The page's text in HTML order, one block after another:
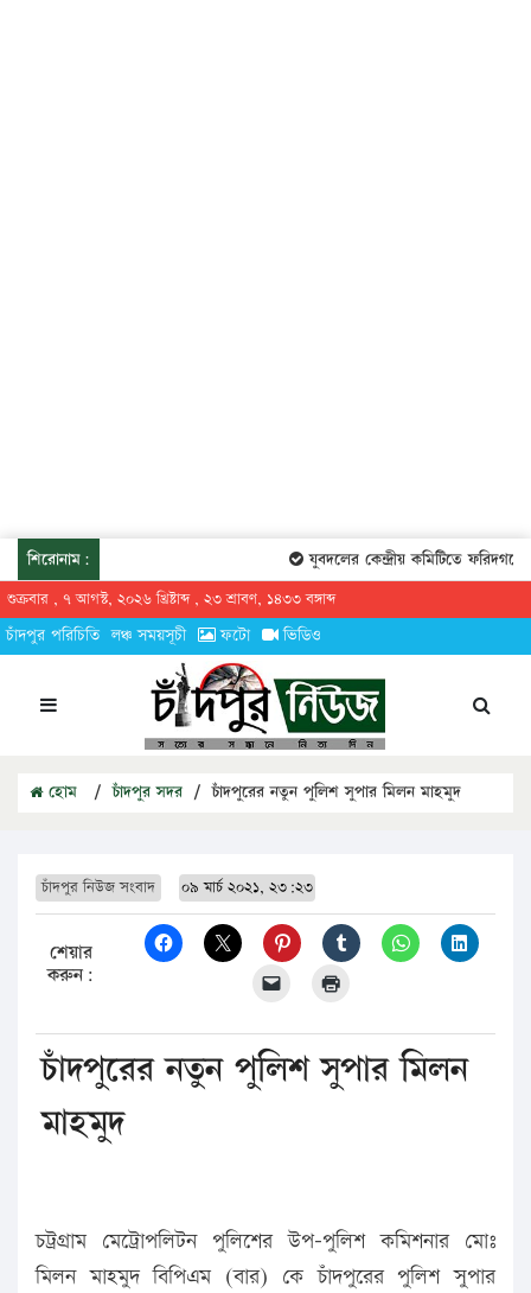
শিরোনাম: যুবদলের কেন্দ্রীয় কমিটিতে ফরিদগঞ্জের
শুক্রবার , ৭ আগস্ট, ২০২৬ খ্রিষ্টাব্দ , ২৩ শ্রাবণ, ১৪৩৩ বঙ্গাব্দ
চাঁদপুর পরিচিতি লঞ্চ সময়সূচী ফটো ভিডিও
হোম / চাঁদপুর সদর / চাঁদপুরের নতুন পুলিশ সুপার মিলন মাহমুদ
চাঁদপুর নিউজ সংবাদ ০৯ মার্চ ২০২১, ২৩:২৩
শেয়ার
করুন:
চাঁদপুরের নতুন পুলিশ সুপার মিলন
মাহমুদ
চট্রগ্রাম মেট্রোপলিটন পুলিশের উপ-পুলিশ কমিশনার মোঃ
মিলন মাহমুদ বিপিএম (বার) কে চাঁদপুরের পুলিশ সুপার